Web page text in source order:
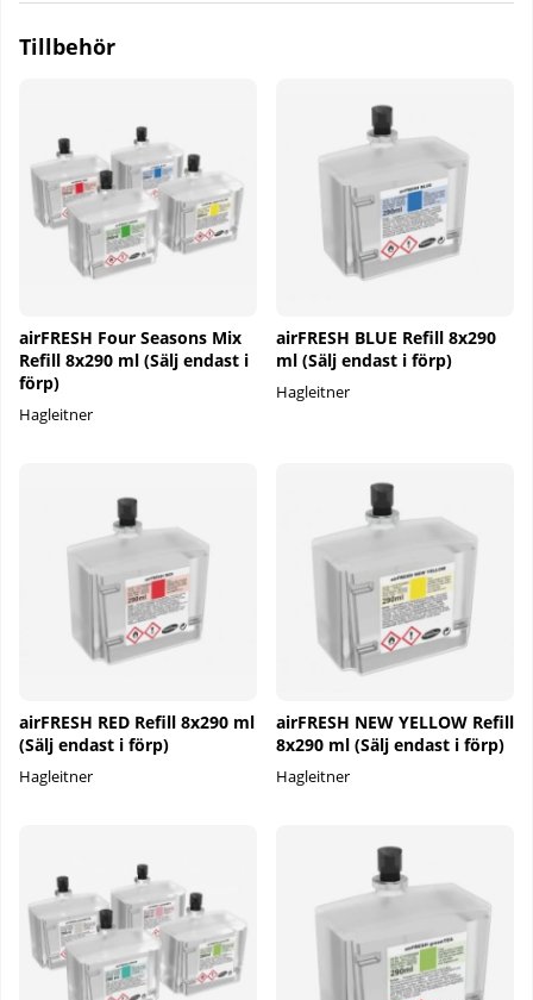
Tillbehör
airFRESH Four Seasons Mix
Refill 8x290 ml (Sälj endast i
förp)
Hagleitner
airFRESH BLUE Refill 8x290
ml (Sälj endast i förp)
Hagleitner
airFRESH RED Refill 8x290 ml
(Sälj endast i förp)
Hagleitner
airFRESH NEW YELLOW Refill
8x290 ml (Sälj endast i förp)
Hagleitner